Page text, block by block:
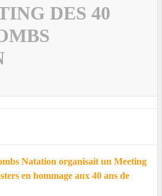
DES 40
Natation organisait un Meeting
en hommage aux 40 ans de